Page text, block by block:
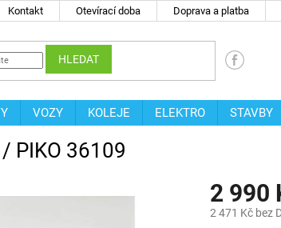
Kontakt Otevírací doba Doprava a platba
HLEDAT
VOZY KOLEJE ELEKTRO STAVBY
PIKO 36109
2 990
2 471 Kč bez